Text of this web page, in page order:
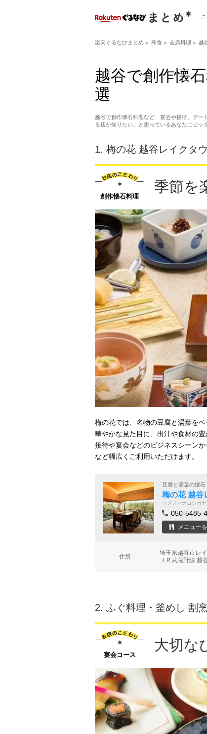
楽天ぐるなびまとめ 和食 会席料理 越
越谷で創作懐
選
越谷で創作懐石料理など、宴会や接待、デー
る店が知りたい」と思っているあなたにピッ
1. 梅の花 越谷レイクタ
創作懐石料理
季節を
梅の花では、名物の豆腐と湯葉を
華やかな見た目に、出汁や食材の
接待や宴会などのビジネスシーン
など幅広くご利用いただけます。
豆腐と湯葉の懐石
梅の花 越谷
ウメノハナコシガ
050-5485-
メニュー
住所
埼玉県越谷市レ
ＪＲ武蔵野線 越
2. ふぐ料理・釜めし 割
宴会コース
大切な